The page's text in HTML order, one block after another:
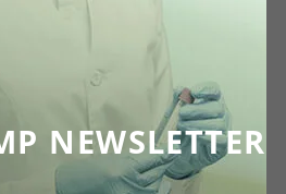
NEWSLETTER